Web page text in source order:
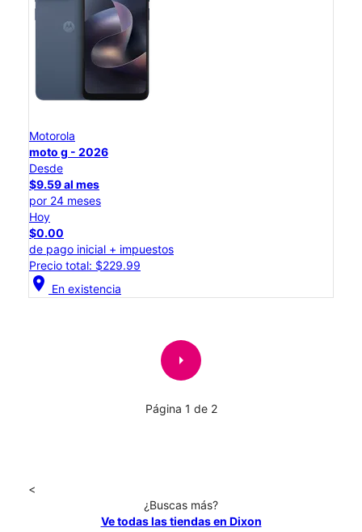
Motorola
moto g - 2026
Desde
$9.59 al mes
por 24 meses
Hoy
$0.00
de pago inicial + impuestos
Precio total: $229.99
location_on En existencia
arrow_right
Página 1 de 2
<
¿Buscas más?
Ve todas las tiendas en Dixon